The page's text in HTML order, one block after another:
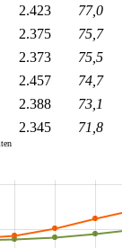
2.423
77,0
2.375
75,7
2.373
75,5
2.457
74,7
2.388
73,1
2.345 71,8